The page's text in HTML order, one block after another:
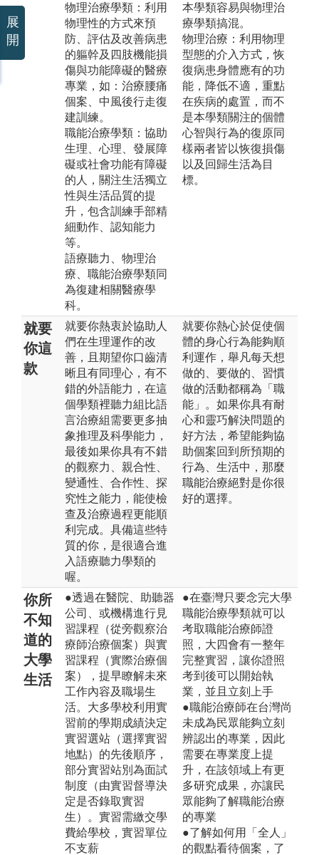
物理治療學類：利用
物理性的方式來預
防、評估及改善病患
的軀幹及四肢機能損
傷與功能障礙的醫療
專業，如：治療腰痛
個案、中風後行走復
建訓練。
職能治療學類：協助
生理、心理、發展障
礙或社會功能有障礙
的人，關注生活獨立
性與生活品質的提
升，包含訓練手部精
細動作、認知能力
等。
語療聽力、物理治
療、職能治療學類同
為復建相關醫療學
科。
本學類容易與物理治
療學類搞混。
物理治療：利用物理
型態的介入方式，恢
復病患身體應有的功
能，降低不適，重點
在疾病的處置，而不
是本學類關注的個體
心智與行為的復原同
樣兩者皆以恢復損傷
以及回歸生活為目
標。
就要
你這
款
就要你熱衷於協助人
們在生理運作的改
善，且期望你口齒清
晰且有同理心，有不
錯的外語能力，在這
個學類裡聽力組比語
言治療組需要更多抽
象推理及科學能力，
最後如果你具有不錯
的觀察力、親合性、
變通性、合作性、探
究性之能力，能使檢
查及治療過程更能順
利完成。具備這些特
質的你，是很適合進
入語療聽力學類的
喔。
就要你熱心於促使個
體的身心行為能夠順
利運作，舉凡每天想
做的、要做的、習慣
做的活動都稱為「職
能」。如果你具有耐
心和靈巧解決問題的
好方法，希望能夠協
助個案回到所預期的
行為、生活中，那麼
職能治療絕對是你很
好的選擇。
你所
不知
道的
大學
生活
●透過在醫院、助聽器
公司、或機構進行見
習課程（從旁觀察治
療師治療個案）與實
習課程（實際治療個
案），提早瞭解未來
工作內容及職場生
活。大多學校利用實
習前的學期成績決定
實習選站（選擇實習
地點）的先後順序，
部分實習站別為面試
制度（由實習督導決
定是否錄取實習
生）。實習需繳交學
費給學校，實習單位
不支薪
●在臺灣只要念完大學
職能治療學類就可以
考取職能治療師證
照，大四會有一整年
完整實習，讓你證照
考到後可以開始執
業，並且立刻上手
●職能治療師在台灣尚
未成為民眾能夠立刻
辨認出的專業，因此
需要在專業度上提
升，在該領域上有更
多研究成果，亦讓民
眾能夠了解職能治療
的專業
●了解如何用「全人」
的觀點看待個案，了
展
開